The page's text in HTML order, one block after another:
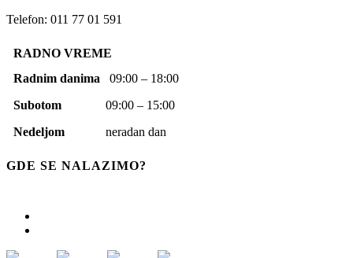
Telefon: 011 77 01 591
RADNO VREME
Radnim danima 09:00 – 18:00
Subotom 09:00 – 15:00
Nedeljom neradan dan
GDE SE NALAZIMO?